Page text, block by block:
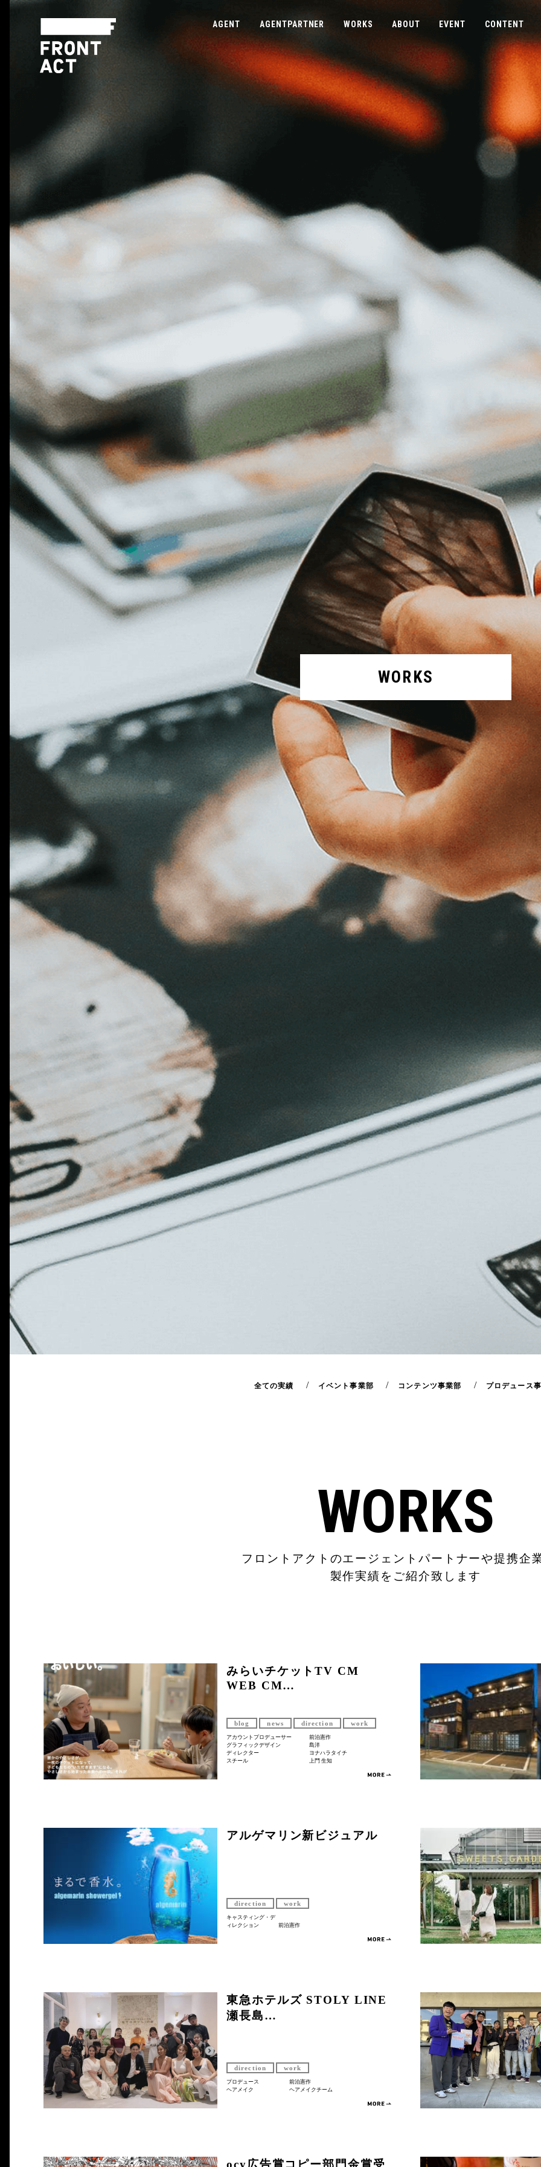
AGENT AGENTPARTNER WORKS ABOUT
COMPANY CONTACT ABOUTUS
EVENT CONTENT
WORKS
全ての実績 イベント事業部 コンテンツ事業部 プロデュース
WORKS
フロントアクトのエージェントパートナーや提携企
製作実績をご紹介致します
みらいチケットTV CM
WEB CM…
blog news direction work
アカウントプロデューサー
前泊憲作
グラフィックデザイン
島洋
ディレクター
ヨナハラタイチ
スチール
上門 生知
アルゲマリン新ビジュアル
direction work
キャスティング・デ
ィレクション
前泊憲作
東急ホテルズ STOLY LINE
瀬長島…
direction work
プロデュース
前泊憲作
ヘアメイク
ヘアメイクチーム
ocy広告賞コピー部門金賞受